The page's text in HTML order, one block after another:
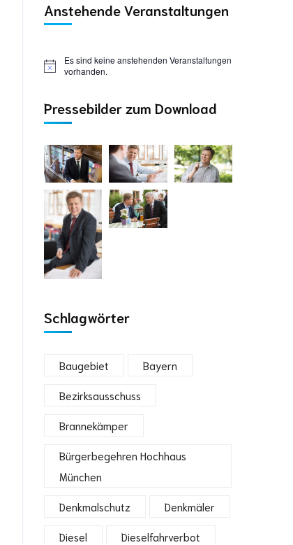
Anstehende Veranstaltungen
Es sind keine anstehenden Veranstaltungen
vorhanden.
Pressebilder zum Download
Schlagwörter
Baugebiet Bayern
Bezirksausschuss
Brannekämper
Bürgerbegehren Hochhaus
München
Denkmalschutz Denkmäler
Diesel Dieselfahrverbot